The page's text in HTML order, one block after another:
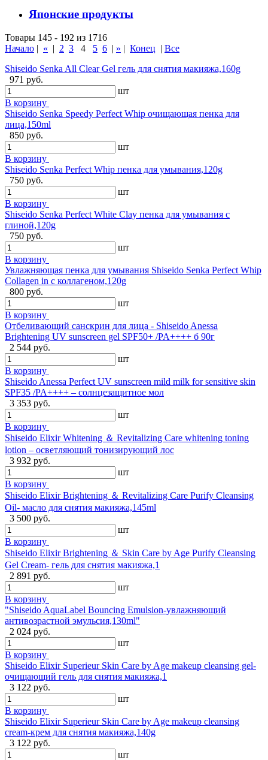
Японские продукты
Товары 145 - 192 из 1716
Начало | « | 2 3 4 5 6 | » | Конец | Все
Shiseido Senka All Clear Gel гель для снятия макияжа,160g
971 руб.
шт
В корзину
Shiseido Senka Speedy Perfect Whip очищающая пенка для
лица,150ml
850 руб.
шт
В корзину
Shiseido Senka Perfect Whip пенка для умывания,120g
750 руб.
шт
В корзину
Shiseido Senka Perfect White Clay пенка для умывания с
глиной,120g
750 руб.
шт
В корзину
Увлажняющая пенка для умывания Shiseido Senka Perfect Whip
Collagen in с коллагеном,120g
800 руб.
шт
В корзину
Отбеливающий санскрин для лица - Shiseido Anessa
Brightening UV sunscreen gel SPF50+ /PA++++ б 90г
2 544 руб.
шт
В корзину
Shiseido Anessa Perfect UV sunscreen mild milk for sensitive skin
SPF35 /PA++++ – солнцезащитное мол
3 353 руб.
шт
В корзину
Shiseido Elixir Whitening ＆ Revitalizing Care whitening toning
lotion – осветляющий тонизирующий лос
3 932 руб.
шт
В корзину
Shiseido Elixir Brightening ＆ Revitalizing Care Purify Cleansing
Oil- масло для снятия макияжа,145ml
3 500 руб.
шт
В корзину
Shiseido Elixir Brightening ＆ Skin Care by Age Purify Cleansing
Gel Cream- гель для снятия макияжа,1
2 891 руб.
шт
В корзину
"Shiseido AquaLabel Bouncing Emulsion-увлажняющий
антивозрастной эмульсия,130ml"
2 024 руб.
шт
В корзину
Shiseido Elixir Superieur Skin Care by Age makeup cleansing gel-
очищающий гель для снятия макияжа,1
3 122 руб.
шт
В корзину
Shiseido Elixir Superieur Skin Care by Age makeup cleansing
cream-крем для снятия макияжа,140g
3 122 руб.
шт